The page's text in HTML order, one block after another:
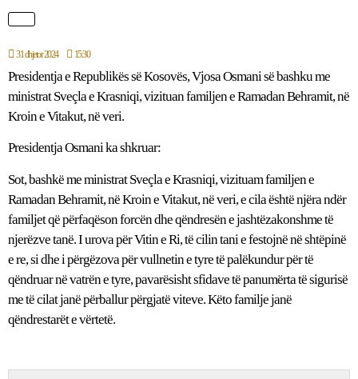
31 dhjetor 2024 15:30
Presidentja e Republikës së Kosovës, Vjosa Osmani së bashku me
ministrat Sveçla e Krasniqi, vizituan familjen e Ramadan Behramit, në
Kroin e Vitakut, në veri.
Presidentja Osmani ka shkruar:
Sot, bashkë me ministrat Sveçla e Krasniqi, vizituam familjen e
Ramadan Behramit, në Kroin e Vitakut, në veri, e cila është njëra ndër
familjet që përfaqëson forcën dhe qëndresën e jashtëzakonshme të
njerëzve tanë. I urova për Vitin e Ri, të cilin tani e festojnë në shtëpinë
e re, si dhe i përgëzova për vullnetin e tyre të palëkundur për të
qëndruar në vatrën e tyre, pavarësisht sfidave të panumërta të sigurisë
me të cilat janë përballur përgjatë viteve. Këto familje janë
qëndrestarët e vërtetë.